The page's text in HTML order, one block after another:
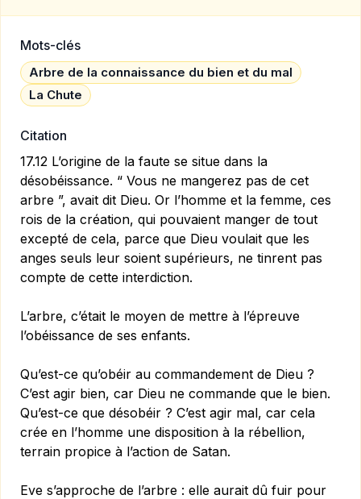
Mots-clés
Arbre de la connaissance du bien et du mal
La Chute
Citation
17.12 L’origine de la faute se situe dans la
désobéissance. “ Vous ne mangerez pas de cet
arbre ”, avait dit Dieu. Or l’homme et la femme, ces
rois de la création, qui pouvaient manger de tout
excepté de cela, parce que Dieu voulait que les
anges seuls leur soient supérieurs, ne tinrent pas
compte de cette interdiction.
L’arbre, c’était le moyen de mettre à l’épreuve
l’obéissance de ses enfants.
Qu’est-ce qu’obéir au commandement de Dieu ?
C’est agir bien, car Dieu ne commande que le bien.
Qu’est-ce que désobéir ? C’est agir mal, car cela
crée en l’homme une disposition à la rébellion,
terrain propice à l’action de Satan.
Eve s’approche de l’arbre : elle aurait dû fuir pour